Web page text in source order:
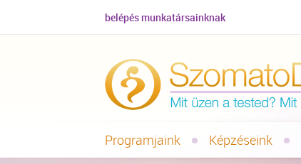
belépés munkatársainknak
Programjaink Képzéseink